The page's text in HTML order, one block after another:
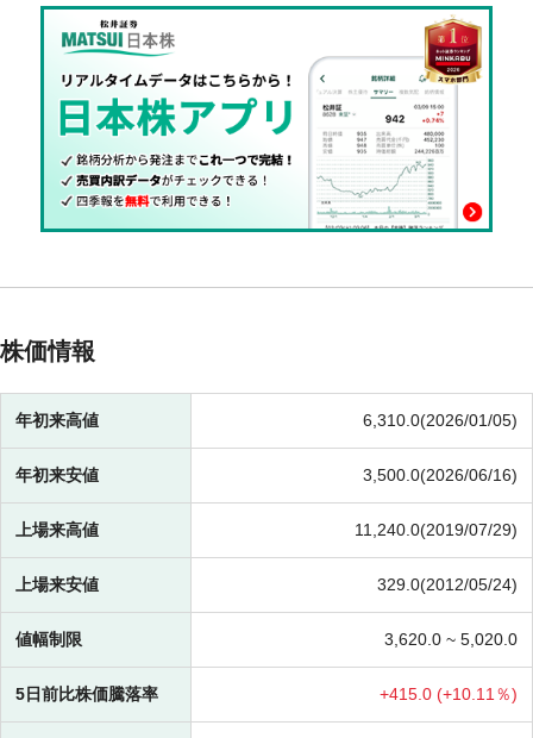
株価情報
年初来高値 6,310.0(2026/01/05)
年初来安値 3,500.0(2026/06/16)
上場来高値 11,240.0(2019/07/29)
上場来安値 329.0(2012/05/24)
値幅制限 3,620.0 ~ 5,020.0
5日前比株価騰落率 +415.0 (+10.11％)